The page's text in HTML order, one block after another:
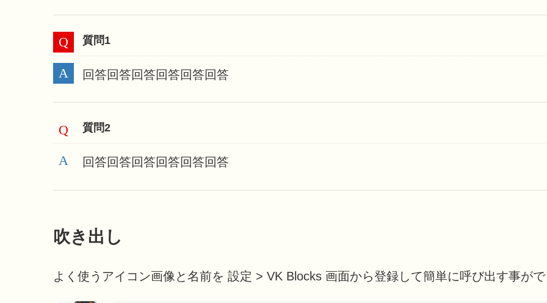
質問1
回答回答回答回答回答回答
質問2
回答回答回答回答回答回答
吹き出し
よく使うアイコン画像と名前を 設定 > VK Blocks 画面から登録して簡単に呼び出す事が